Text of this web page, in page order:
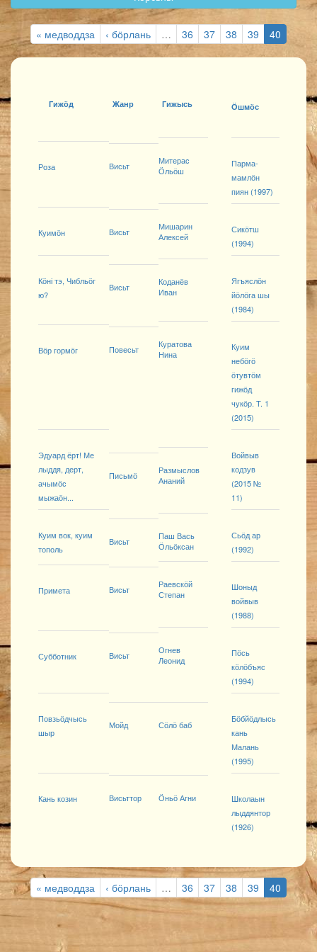
« медводдза ‹ бӧрлань … 36 37 38 39 40
Гижӧд Жанр Гижысь Ӧшмӧс
Роза Висьт
Митерас
Ӧльӧш
Парма-
мамлӧн
пиян (1997)
Куимӧн Висьт
Мишарин
Алексей
Сикӧтш
(1994)
Кӧні тэ, Чибльӧг
ю?
Висьт
Коданёв
Иван
Ягъяслӧн
йӧлӧга шы
(1984)
Вӧр гормӧг Повесьт
Куратова
Нина
Куим
небӧгӧ
ӧтувтӧм
гижӧд
чукӧр. T. 1
(2015)
Эдуард ёрт! Ме
лыддя, дерт,
ачымӧс
мыжаӧн...
Письмӧ
Размыслов
Ананий
Войвыв
кодзув
(2015 №
11)
Куим вок, куим
тополь
Висьт
Паш Вась
Ӧльӧксан
Сьӧд ар
(1992)
Примета Висьт
Раевскӧй
Степан
Шоныд
войвыв
(1988)
Субботник Висьт
Огнев
Леонид
Пӧсь
кӧлӧбъяс
(1994)
Повзьӧдчысь
шыр
Мойд Сӧлӧ баб
Бӧбйӧдлысь
кань
Малань
(1995)
Кань козин Висьттор Ӧньӧ Агни
Школаын
лыддянтор
(1926)
« медводдза ‹ бӧрлань … 36 37 38 39 40